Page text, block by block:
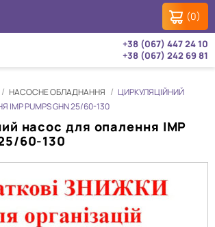
(0)
+38 (067) 447 24 10
+38 (067) 242 69 81
НАСОСНЕ ОБЛАДНАННЯ
ЦИРКУЛЯЦІЙНИЙ
PUMPS GHN 25/60-130
насос для опалення IMP
60-130